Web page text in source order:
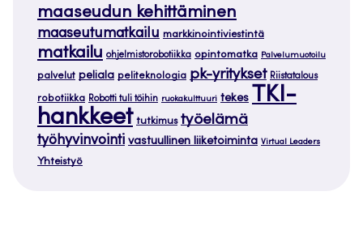
maaseudun kehittäminen
maaseutumatkailu markkinointiviestintä
matkailu ohjelmistorobotiikka opintomatka Palvelumuotoilu
palvelut peliala peliteknologia pk-yritykset Riistatalous
robotiikka Robotti tuli töihin ruokakulttuuri tekes
TKI-
hankkeet tutkimus työelämä
työhyvinvointi vastuullinen liiketoiminta Virtual Leaders
Yhteistyö